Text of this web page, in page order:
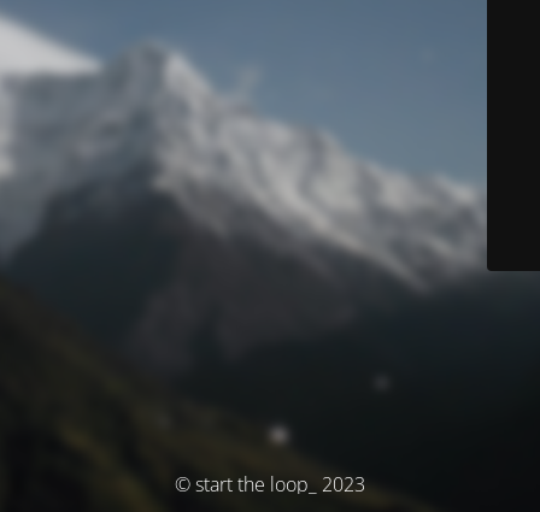
© start the loop_ 2023